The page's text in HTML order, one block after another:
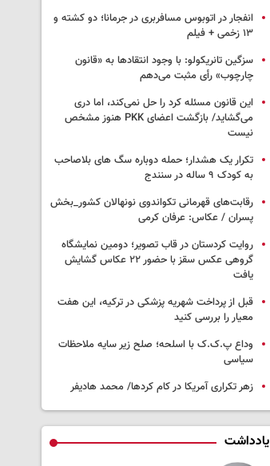
انفجار در اتوبوس مسافربری در جرمانا؛ دو کشته و
۱۳ زخمی + فیلم
سزگین تانریکولو: با وجود انتقادها به «قانون
چارچوب» رأی مثبت می‌دهم
این قانون مسئله کرد را حل نمی‌کند، اما دری
می‌گشاید/ بازگشت اعضای PKK هنوز مشخص
نیست
تکرار یک هشدار؛ حمله دوباره سگ های بلاصاحب
به کودک ۹ ساله در سنندج
رقابت‌های قهرمانی تکواندوی نونهالان کشور_بخش
پسران / عکاس: عرفان کرمی
روایت کردستان در قاب تصویر؛ دومین نمایشگاه
گروهی عکس سقز با حضور ۲۲ عکاس گشایش
یافت
قبل از پرداخت شهریه پزشکی در ترکیه، این هفت
معیار را بررسی کنید
وداع پ.ک.ک با اسلحه؛ صلح زیر سایه ملاحظات
سیاسی
زهر تکراری آمریکا در کام کردها/ محمد هادیفر
یادداشت